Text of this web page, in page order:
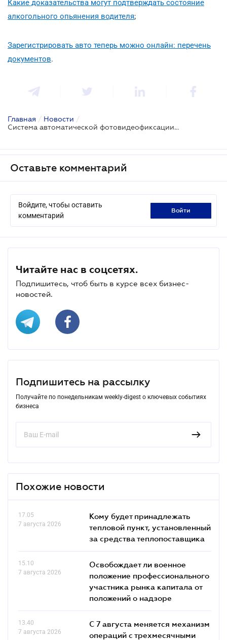
Какие доказательства могут подтверждать состояние
алкогольного опьянения водителя;
Зарегистрировать авто теперь можно онлайн: перечень
документов.
Главная / Новости /
Система автоматической фотовидеофиксации дорожного движения заработает 1 июня
Оставьте комментарий
Войдите, чтобы оставить
комментарий
войти
Читайте нас в соцсетях.
Подпишитесь, чтоб быть в курсе всех бизнес-
новостей.
Подпишитесь на рассылку
Получайте по понедельникам weekly-digest о ключевых событиях
бизнеса
Похожие новости
17.05
7 августа 2026
Кому будет принадлежать
тепловой пункт, установленный
за средства теплопоставщика
15.10
7 августа 2026
Освобождает ли военное
положение профессионального
участника рынка капитала от
положений о надзоре
13.40
7 августа 2026
С 7 августа меняется механизм
операций с трехмесячными